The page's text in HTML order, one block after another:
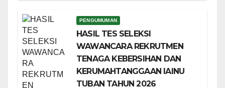
PENGUMUMAN
HASIL TES SELEKSI
WAWANCARA REKRUTMEN
TENAGA KEBERSIHAN DAN
KERUMAHTANGGAAN IAINU
TUBAN TAHUN 2026